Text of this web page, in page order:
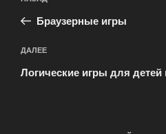
по
записям
запись:
Браузерные игры
Следующая
запись
ДАЛЕЕ
Логические игры для